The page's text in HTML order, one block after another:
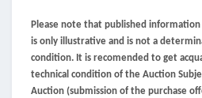
Please note that published
is only illustrative and is not a
condition. It is recomended to get
technical condition of the Auction
Auction (submission of the purchase